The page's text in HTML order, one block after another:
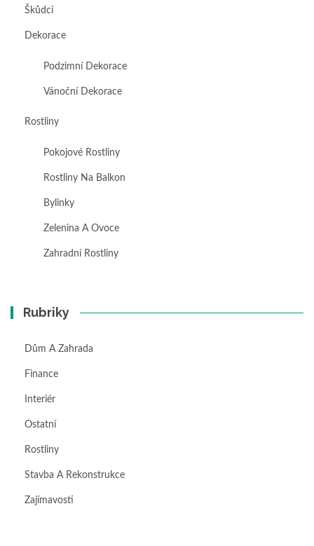
Škůdci
Dekorace
Podzimní Dekorace
Vánoční Dekorace
Rostliny
Pokojové Rostliny
Rostliny Na Balkon
Bylinky
Zelenina A Ovoce
Zahradní Rostliny
Rubriky
Dům A Zahrada
Finance
Interiér
Ostatní
Rostliny
Stavba A Rekonstrukce
Zajímavosti